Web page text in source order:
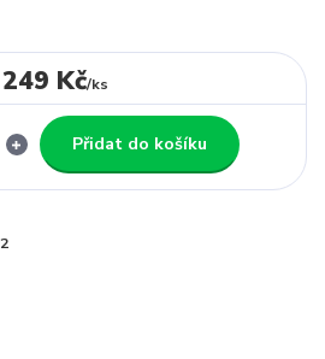
249 Kč/ks
Přidat do košíku